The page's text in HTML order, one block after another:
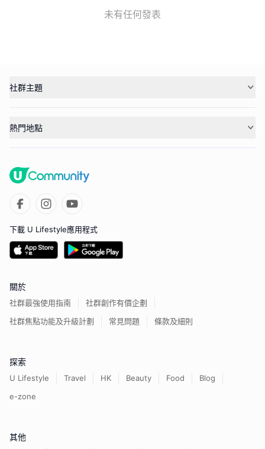
未有任何發表
社群主題
熱門地點
下載 U Lifestyle應用程式
關於
社群最強使用指南
社群創作有價企劃
社群焦點功能及升級計劃
常見問題 條款及細則
探索
U Lifestyle Travel HK Beauty Food
Blog
e-zone
其他